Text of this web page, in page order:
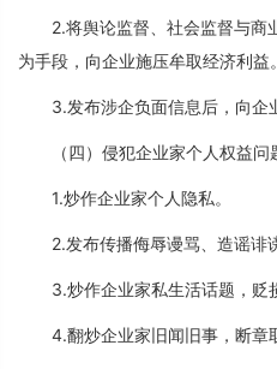
2.将舆论监督、社会监督与商
为手段，向企业施压牟取经济利益。
3.发布涉企负面信息后，向企
（四）侵犯企业家个人权益问
1.炒作企业家个人隐私。
2.发布传播侮辱谩骂、造谣诽
3.炒作企业家私生活话题，贬
4.翻炒企业家旧闻旧事，断章